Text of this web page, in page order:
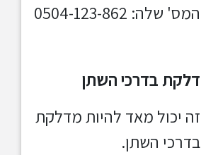
המס' שלה: 0504-123-862
דלקת בדרכי השתן
זה יכול מאד להיות מדלקת
בדרכי השתן.